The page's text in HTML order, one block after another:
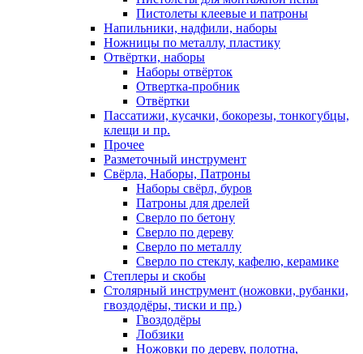
Пистолеты клеевые и патроны
Напильники, надфили, наборы
Ножницы по металлу, пластику
Отвёртки, наборы
Наборы отвёрток
Отвертка-пробник
Отвёртки
Пассатижи, кусачки, бокорезы, тонкогубцы,
клещи и пр.
Прочее
Разметочный инструмент
Свёрла, Наборы, Патроны
Наборы свёрл, буров
Патроны для дрелей
Сверло по бетону
Сверло по дереву
Сверло по металлу
Сверло по стеклу, кафелю, керамике
Степлеры и скобы
Столярный инструмент (ножовки, рубанки,
гвоздодёры, тиски и пр.)
Гвоздодёры
Лобзики
Ножовки по дереву, полотна,